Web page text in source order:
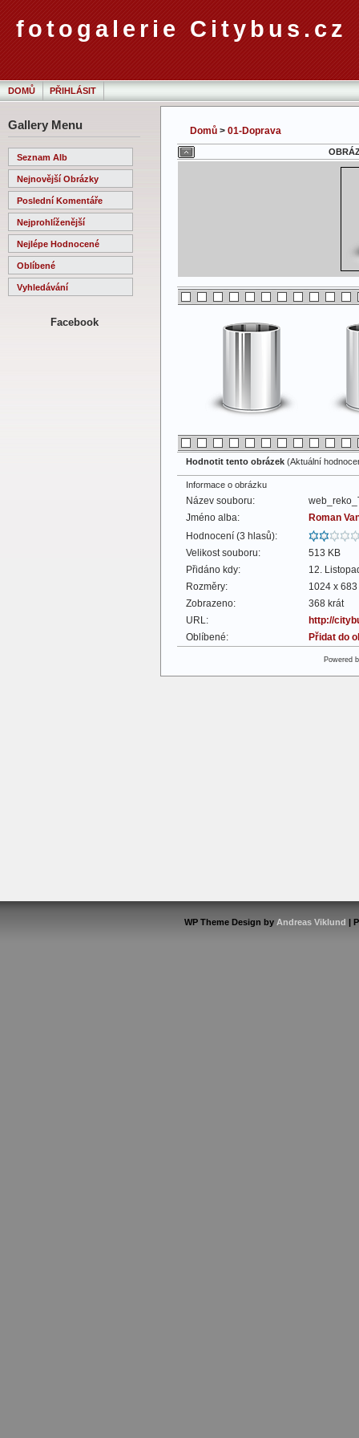
fotogalerie Citybus.cz
DOMŮ PŘIHLÁSIT
Gallery Menu
Seznam Alb
Nejnovější Obrázky
Poslední Komentáře
Nejprohlíženější
Nejlépe Hodnocené
Oblíbené
Vyhledávání
Facebook
Domů > 01-Doprava
Hodnotit tento obrázek (Aktuální
Informace o obrázku
Název souboru:
Jméno alba:
Roman
Hodnocení (3 hlasů):
Velikost souboru:
513 KB
Přidáno kdy:
12.
Rozměry:
1024 x
Zobrazeno:
368 krát
URL:
http://
Oblíbené:
Přidat do
Powered
WP Theme Design by Andreas Viklund |